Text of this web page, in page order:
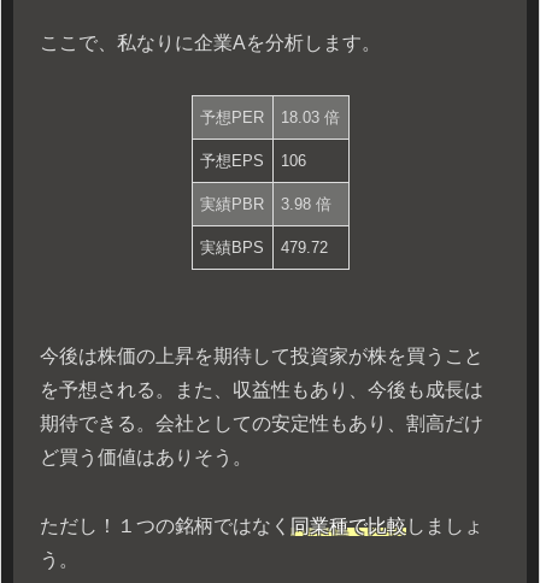
ここで、私なりに企業Aを分析します。
予想PER 18.03 倍
予想EPS 106
実績PBR 3.98 倍
実績BPS 479.72
今後は株価の上昇を期待して投資家が株を買うこと
を予想される。また、収益性もあり、今後も成長は
期待できる。会社としての安定性もあり、割高だけ
ど買う価値はありそう。
ただし！１つの銘柄ではなく 同業種で比較しましょ
う。